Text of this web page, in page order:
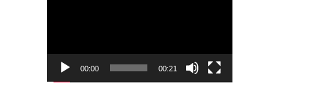
00:00 00:21